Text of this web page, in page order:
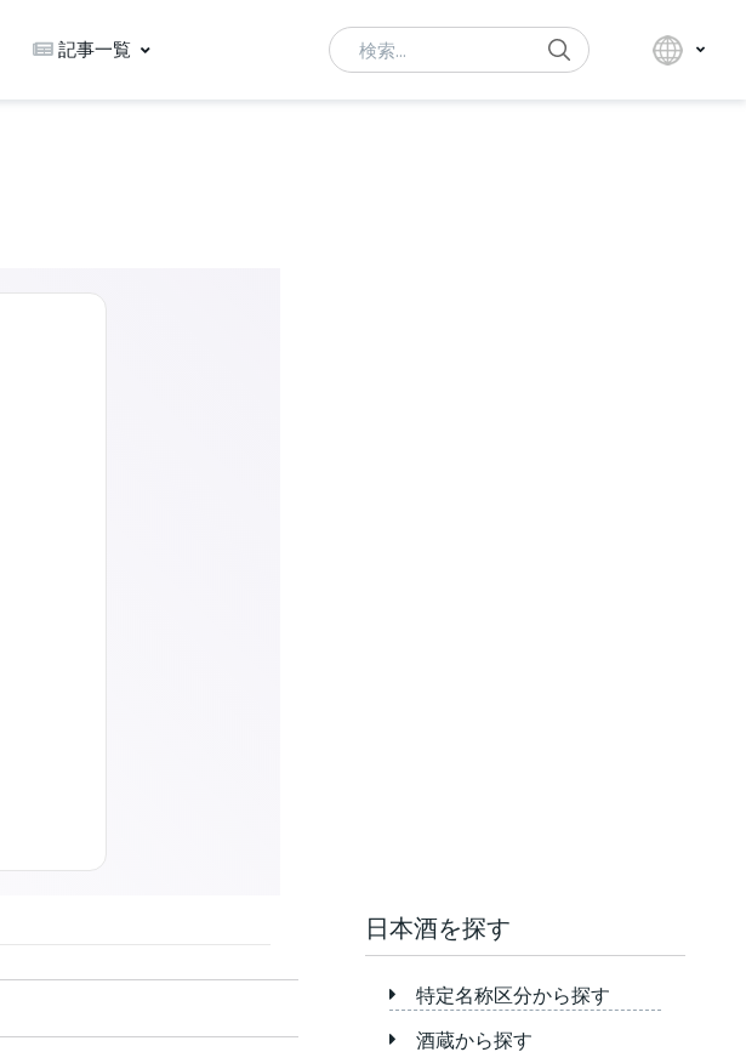
記事一覧 Search
日本酒を探す
特定名称区分から探す
酒蔵から探す